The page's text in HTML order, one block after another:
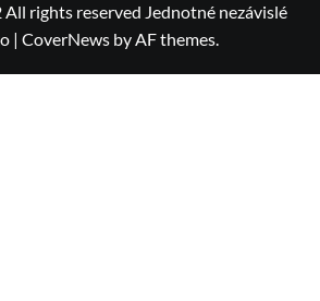
rights reserved Jednotné nezávislé
| CoverNews by AF themes.